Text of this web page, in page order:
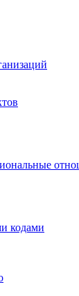
кодами